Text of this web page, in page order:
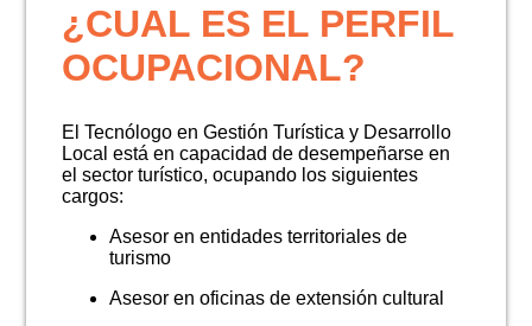
¿CUAL ES EL PERFIL
OCUPACIONAL?
El Tecnólogo en Gestión Turística y Desarrollo
Local está en capacidad de desempeñarse en
el sector turístico, ocupando los siguientes
cargos:
Asesor en entidades territoriales de
turismo
Asesor en oficinas de extensión cultural